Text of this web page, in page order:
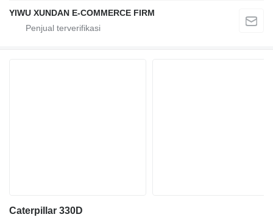
YIWU XUNDAN E-COMMERCE FIRM
Caterpillar 330D